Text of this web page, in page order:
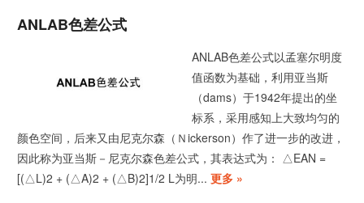
ANLAB色差公式
ANLAB色差公式以孟塞尔明度
值函数为基础，利用亚当斯
（dams）于1942年提出的坐
标系，采用感知上大致均匀的
颜色空间，后来又由尼克尔森（Ｎickerson）作了进一步的改进，
因此称为亚当斯－尼克尔森色差公式，其表达式为： △EAN =
[(△L)2 + (△A)2 + (△B)2]1/2 L为明...更多 »